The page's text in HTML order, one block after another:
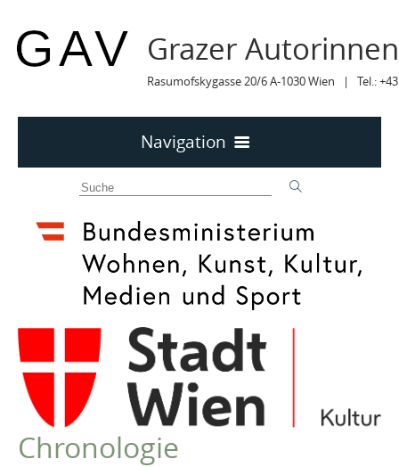
Grazer
Rasumofskygasse 20/6 A-1030 Wien | Tel.:
Navigation
MITTEILUNGEN
MITTEILUNGEN Archiv
TERMINE
TERMINE sortiert
LYRIK IM MÄRZ
MITGLIEDER
VEREIN
Die GAV
Chronologie